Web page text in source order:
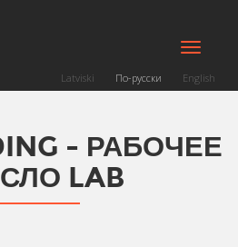
Toggle
Latviski По-русски English
- РАБОЧЕЕ
LAB